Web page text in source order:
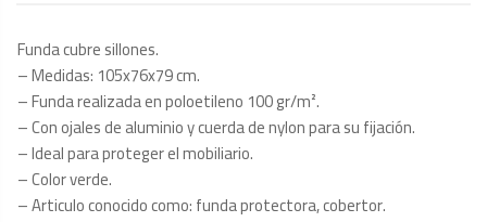
Funda cubre sillones.
– Medidas: 105x76x79 cm.
– Funda realizada en poloetileno 100 gr/m².
– Con ojales de aluminio y cuerda de nylon para su fijación.
– Ideal para proteger el mobiliario.
– Color verde.
– Articulo conocido como: funda protectora, cobertor.